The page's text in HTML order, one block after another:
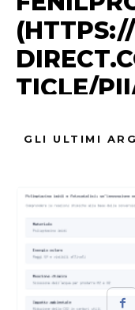
TICLE/
ARGOMENTI :
Fenilpropanoidi
Usi
GLI ULTIMI